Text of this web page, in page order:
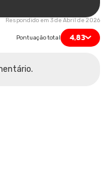
Respondido em 3 de Abril de 2026
Pontuação total 4,83